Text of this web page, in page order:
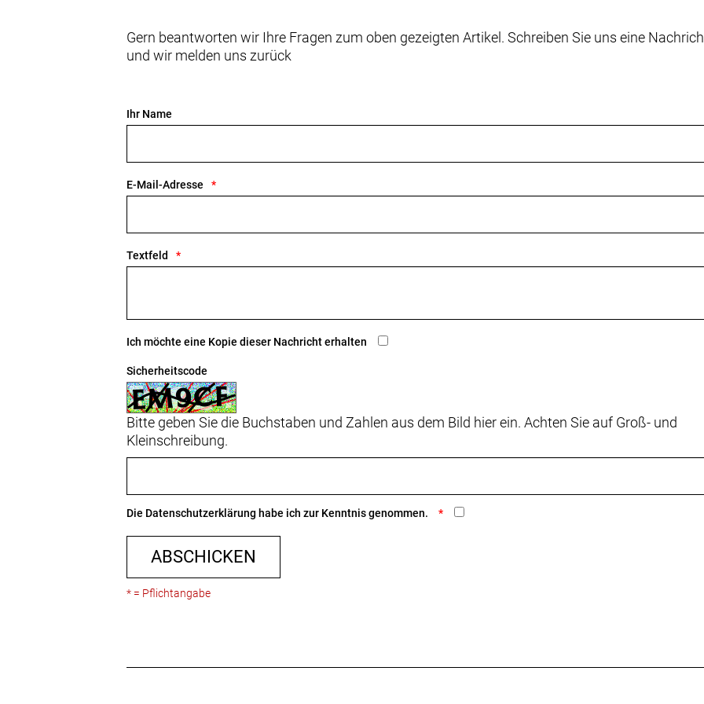
Gern beantworten wir Ihre Fragen zum oben gezeigten Artikel. Schreiben Sie uns eine
und wir melden uns zurück
Ihr Name
E-Mail-Adresse
Textfeld
Ich möchte eine Kopie dieser Nachricht erhalten
Sicherheitscode
Bitte geben Sie die Buchstaben und Zahlen aus dem Bild hier ein. Achten Sie auf Groß- und
Kleinschreibung.
Die Datenschutzerklärung habe ich zur Kenntnis genommen.
ABSCHICKEN
* = Pflichtangabe